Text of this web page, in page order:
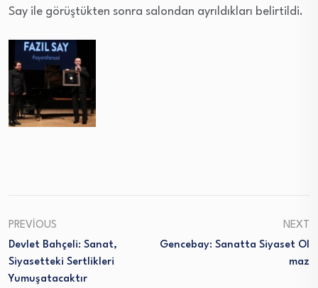
Say ile görüştükten sonra salondan ayrıldıkları belirtildi.
PREVIOUS
Devlet Bahçeli: Sanat,
Siyasetteki Sertlikleri
Yumuşatacaktır
NEXT
Gencebay: Sanatta Siyaset Ol
Maz